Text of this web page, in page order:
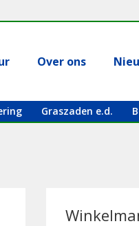
Over ons
Graszaden e.d.